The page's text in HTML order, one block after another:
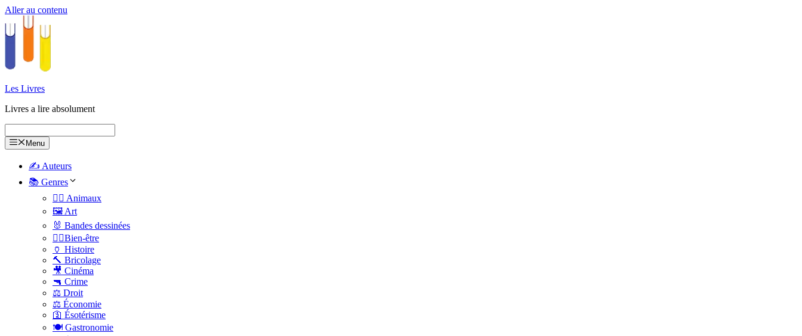
Aller au contenu
Les Livres
Livres a lire absolument
Menu
✍️ Auteurs
📚 Genres
🐕‍🦺 Animaux
🖼️ Art
🐰 Bandes dessinées
🧑‍⚕️Bien-être
🏺 Histoire
🔨 Bricolage
🎥 Cinéma
🔫 Crime
⚖️ Droit
⚖️ Économie
🛐 Ésotérisme
🍽️ Gastronomie